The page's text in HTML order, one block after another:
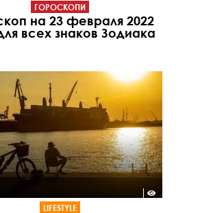
ГОРОСКОПИ
на 23 февраля 2022
всех знаков Зодиака
LIFESTYLE